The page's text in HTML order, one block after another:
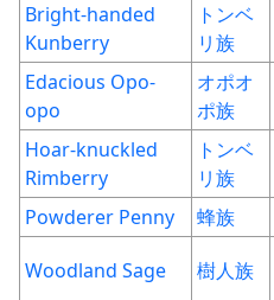
Bright-handed
Kunberry
トンベ
リ族
Edacious Opo-
opo
オポオ
ポ族
Hoar-knuckled
Rimberry
トンベ
リ族
Powderer Penny 蜂族
Woodland Sage 樹人族